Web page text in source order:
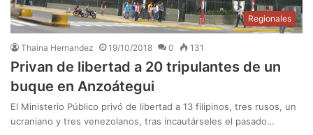
Regionales
Thaina Hernandez 19/10/2018 0 131
Privan de libertad a 20 tripulantes de un
buque en Anzoátegui
El Ministerio Público privó de libertad a 13 filipinos, tres rusos, un
ucraniano y tres venezolanos, tras incautárseles el pasado…